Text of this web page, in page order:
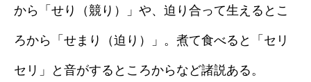
から「せり（競り）」や、迫り合って生えるとこ
ろから「せまり（迫り）」。煮て食べると「セリ
セリ」と音がするところからなど諸説ある。